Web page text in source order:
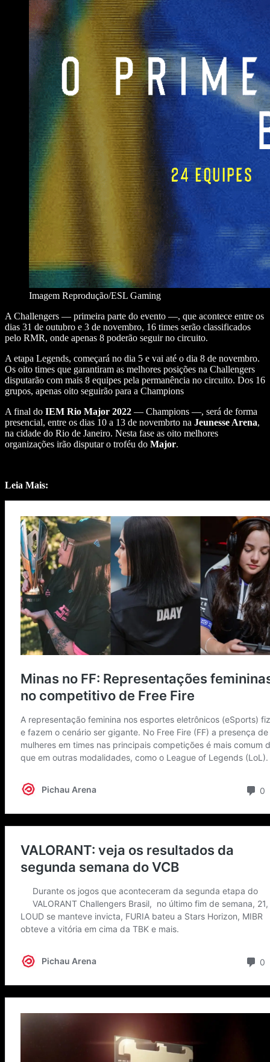
Imagem Reprodução/ESL Gaming
A Challengers — primeira parte do evento —, que acontece entre os
dias 31 de outubro e 3 de novembro, 16 times serão classificados
pelo RMR, onde apenas 8 poderão seguir no circuito.
A etapa Legends, começará no dia 5 e vai até o dia 8 de novembro.
Os oito times que garantiram as melhores posições na Challengers
disputarão com mais 8 equipes pela permanência no circuito. Dos 16
grupos, apenas oito seguirão para a Champions
A final do IEM Rio Major 2022 — Champions —, será de forma
presencial, entre os dias 10 a 13 de novembrto na Jeunesse Arena,
na cidade do Rio de Janeiro. Nesta fase as oito melhores
organizações irão disputar o troféu do Major.
Leia Mais: